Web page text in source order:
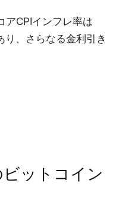
アCPIインフレ率は
、さらなる金利引き
ットコイン